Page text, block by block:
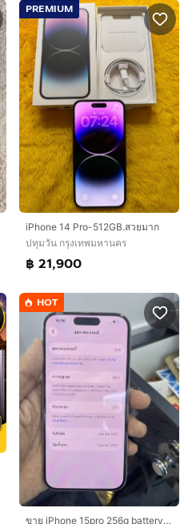
PREMIUM
iPhone 14 Pro-512GB.สวยมาก
ปทุมวัน กรุงเทพมหานคร
฿ 21,900
HOT
ขาย iPhone 15pro 256g battery 87 สีขาว ครบกล่อง ไม่มีรอย ใช้งานปกติ ราคา 23900 บาท นัดรับ กทม